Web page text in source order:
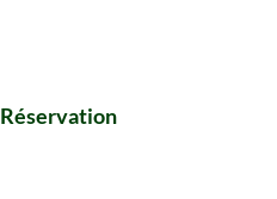
Réservation